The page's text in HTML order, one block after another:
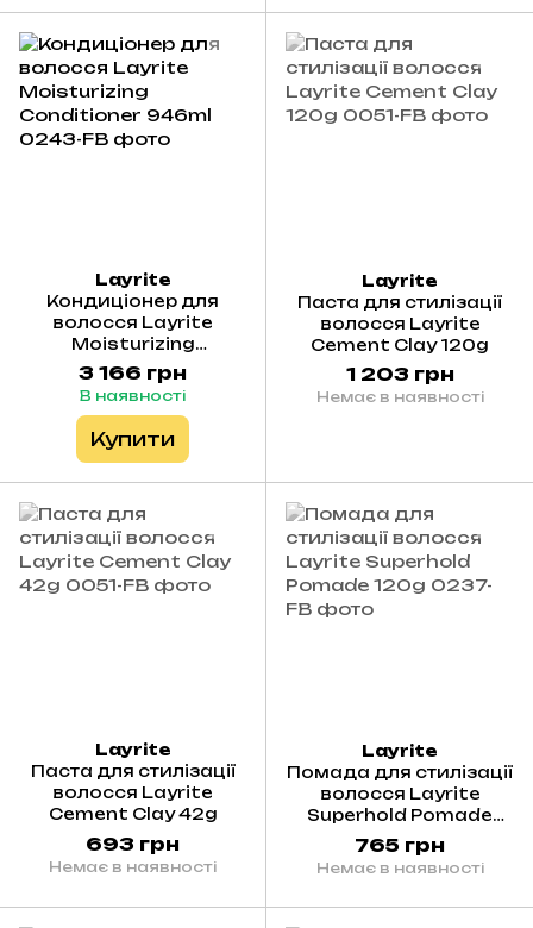
Layrite
Кондиціонер для
волосся Layrite
Moisturizing
Conditioner 946ml
3 166 грн
В наявності
Купити
Layrite
Паста для стилізації
волосся Layrite
Cement Clay 120g
1 203 грн
Немає в наявності
Layrite
Паста для стилізації
волосся Layrite
Cement Clay 42g
693 грн
Немає в наявності
Layrite
Помада для стилізації
волосся Layrite
Superhold Pomade
120g
765 грн
Немає в наявності